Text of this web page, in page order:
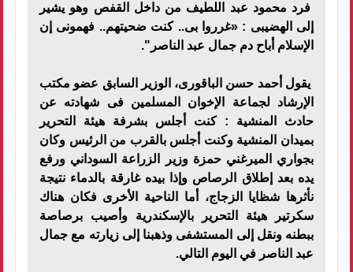
فرد محمود عبد اللطيف من داخل القفص وهو يشير
إلى الهضيبى : «غرروا بى.. كنت ضحيتهم.. فهمونى إن
الإسلام أباح دم جمال عبد الناصر".
يقول أحمد حسن الباقورى، الوزير السابق عضو مكتب
الإرشاد لجماعة الإخوان المسلمين فى شهادته عن
حادث المنشية : كنت أجلس بشرفة هيئة التحرير
بميدان المنشية وكنت أجلس بالقرب من الرئيس وكان
بجواري الميرغني حمزة وزير الزراعة السوداني ورفع
يده بعد إطلاق الرصاص وإذا بيده غارقة بالدماء نتيجة
نأثرها شظايا الزجاج، أما الناحية الأخرى فكان هناك
سكرتير هيئة التحرير بالإسكندرية وأصيب برصاصة
ببطنه ونقل إلى المستشفى وذهبنا إلى زيارته مع جمال
عبد الناصر في اليوم التالي.